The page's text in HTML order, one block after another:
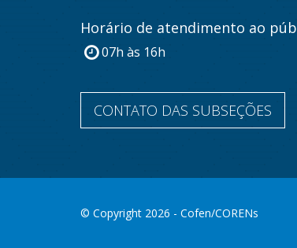
Horário de atendimento ao
07h às 16h
CONTATO DAS SUBSEÇÕES
© Copyright 2026 - Cofen/CORENs